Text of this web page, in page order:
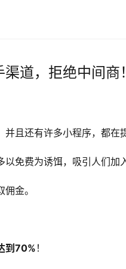
道，拒绝中间商！
且还有许多小程序，都在
免费为诱饵，吸引人们加入
金。
到70% ！